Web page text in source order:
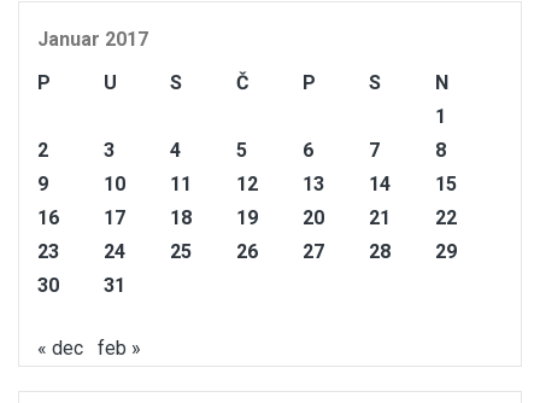
Januar 2017
P
U S Č P S
N
1
2
3 4 5 6 7
8
9
10 11 12 13 14
15
16
17 18 19 20 21
22
23
24 25 26 27 28
29
30
31
« dec feb »